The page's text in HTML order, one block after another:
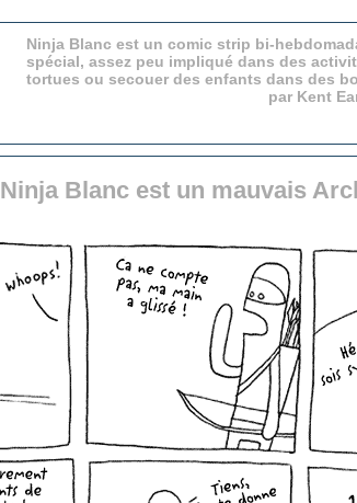
Ninja Blanc est un comic strip bi-
spécial, assez peu impliqué dans des
tortues ou secouer des enfants dans des
par Kent
Ninja Blanc est un mauvais